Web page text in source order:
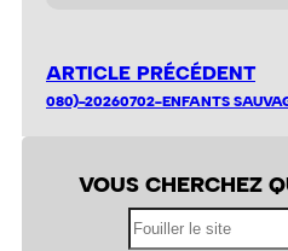
ARTICLE PRÉCÉDENT
080)-20260702-ENFANTS
VOUS CHERCHEZ